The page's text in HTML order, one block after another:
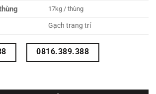
17kg / thùng
Gạch trang trí
0816.389.388
số lượng